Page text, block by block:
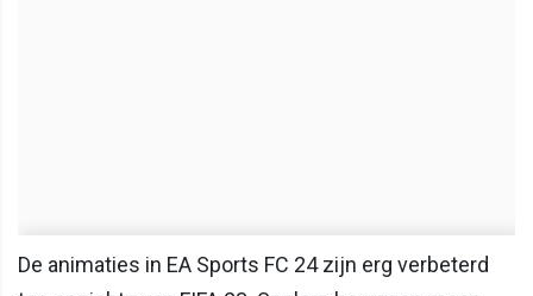
De animaties in EA Sports FC 24 zijn erg verbeterd